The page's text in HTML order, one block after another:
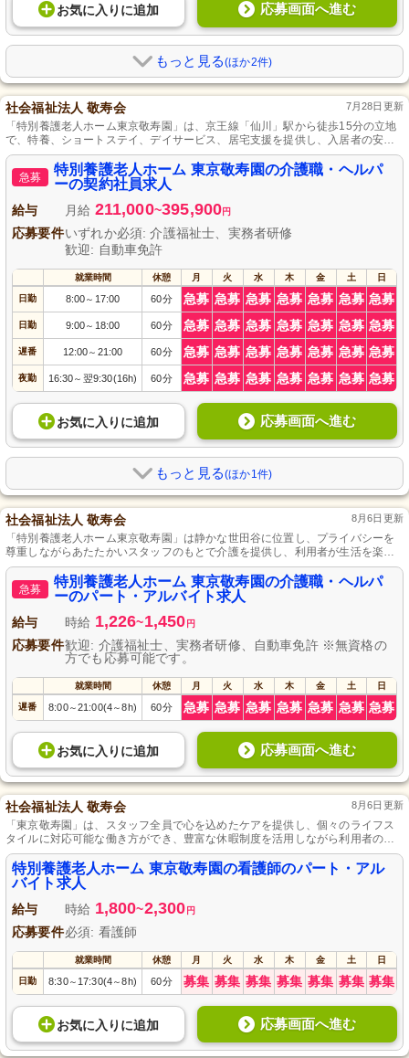
お気に入り に追加 応募画面へ進む
もっと見る(ほか2件)
社会福祉法人 敬寿会 7月28日更新
「特別養護老人ホーム東京敬寿園」は、京王線「仙川」駅から徒歩15分の立地
で、特養、ショートステイ、デイサービス、居宅支援を提供し、入居者の安心
と生きがいを追求する世田谷区の施設です。
急募
特別養護老人ホーム 東京敬寿園の介護職・ヘルパ
ーの契約社員求人
給与 月給 211,000~395,900円
応募要件いずれか必須: 介護福祉士、実務者研修
歓迎: 自動車免許
就業時間 休憩 月 火 水 木 金 土 日
日勤 8:00～ 17:00 60分 急募 急募 急募 急募 急募 急募 急募
日勤 9:00～ 18:00 60分 急募 急募 急募 急募 急募 急募 急募
遅番 12:00～ 21:00 60分 急募 急募 急募 急募 急募 急募 急募
夜勤 16:30～ 翌9:30(16h) 60分 急募 急募 急募 急募 急募 急募 急募
お気に入り に追加 応募画面へ進む
もっと見る(ほか1件)
社会福祉法人 敬寿会 8月6日更新
「特別養護老人ホーム東京敬寿園」は静かな世田谷に位置し、プライバシーを
尊重しながらあたたかいスタッフのもとで介護を提供し、利用者が生活を楽し
む空間を提供しております。
急募
特別養護老人ホーム 東京敬寿園の介護職・ヘルパ
ーのパート・アルバイト求人
給与 時給 1,226~1,450 円
応募要件歓迎: 介護福祉士、実務者研修、自動車免許 ※無資格の
方でも応募可能です。
就業時間 休憩 月 火 水 木 金 土 日
遅番 8:00～21:00(4～8h) 60分 急募 急募 急募 急募 急募 急募 急募
お気に入り に追加 応募画面へ進む
社会福祉法人 敬寿会 8月6日更新
「東京敬寿園」は、スタッフ全員で心を込めたケアを提供し、個々のライフス
タイルに対応可能な働き方ができ、豊富な休暇制度を活用しながら利用者の日
常生活を全力でサポートする特別養護老人ホームです。
特別養護老人ホーム 東京敬寿園の看護師のパート・アル
バイト求人
給与 時給 1,800~2,300 円
応募要件必須: 看護師
就業時間 休憩 月 火 水 木 金 土 日
日勤 8:30～ 17:30(4～8h) 60分 募集 募集 募集 募集 募集 募集 募集
お気に入り に追加 応募画面へ進む